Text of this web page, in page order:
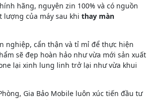
hãng, nguyên zin 100% và có nguồn
lượng của máy sau khi thay màn
nghiệp, cẩn thận và tỉ mỉ để thực hiện
sẽ đẹp hoàn hảo như vừa mới sản xuất
lại xinh lung linh trở lại như vừa khui
Gia Bảo Mobile luôn xúc tiến đầu tư